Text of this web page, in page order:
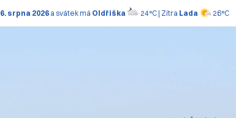
6. srpna 2026a svátek má Oldřiška 24°C | Zítra Lada 26°C